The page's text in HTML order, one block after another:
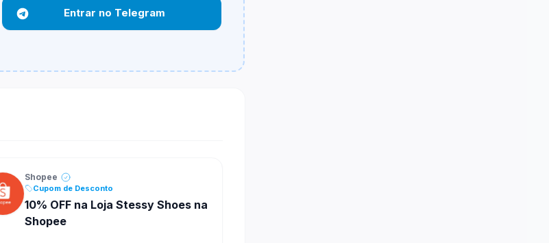
Entrar no Telegram
Shopee
Cupom de Desconto
10% OFF na Loja Stessy Shoes na
Shopee